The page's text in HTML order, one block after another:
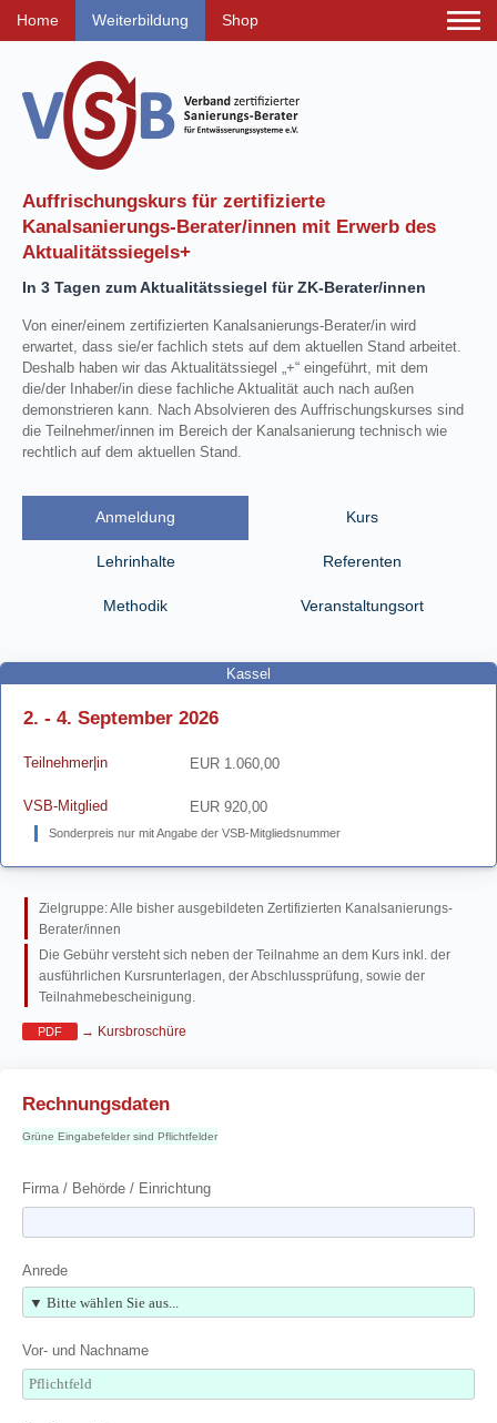
Home Weiterbildung Shop
Auffrischungskurs für zertifizierte
Kanalsanierungs-Berater/innen mit Erwerb des
Aktualitätssiegels+
In 3 Tagen zum Aktualitätssiegel für ZK-Berater/innen
Von einer/einem zertifizierten Kanalsanierungs-Berater/in wird
erwartet, dass sie/er fachlich stets auf dem aktuellen Stand arbeitet.
Deshalb haben wir das Aktualitätssiegel „+“ eingeführt, mit dem
die/der Inhaber/in diese fachliche Aktualität auch nach außen
demonstrieren kann. Nach Absolvieren des Auffrischungskurses sind
die Teilnehmer/innen im Bereich der Kanalsanierung technisch wie
rechtlich auf dem aktuellen Stand.
Anmeldung Kurs
Lehrinhalte Referenten
Methodik Veranstaltungsort
Kassel
2. - 4. September 2026
Teilnehmer|in EUR 1.060,00
VSB-Mitglied EUR 920,00
Sonderpreis nur mit Angabe der VSB-Mitgliedsnummer
Zielgruppe: Alle bisher ausgebildeten Zertifizierten Kanalsanierungs-
Berater/innen
Die Gebühr versteht sich neben der Teilnahme an dem Kurs inkl. der
ausführlichen Kursrunterlagen, der Abschlussprüfung, sowie der
Teilnahmebescheinigung.
PDF → Kursbroschüre
Rechnungsdaten
Grüne Eingabefelder sind Pflichtfelder
Firma / Behörde / Einrichtung
Anrede
Vor- und Nachname